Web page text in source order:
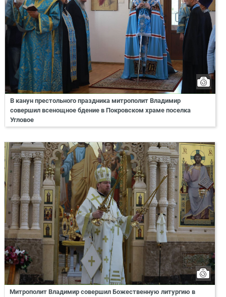
В канун престольного праздника митрополит Владимир
совершил всенощное бдение в Покровском храме поселка
Угловое
Митрополит Владимир совершил Божественную литургию в